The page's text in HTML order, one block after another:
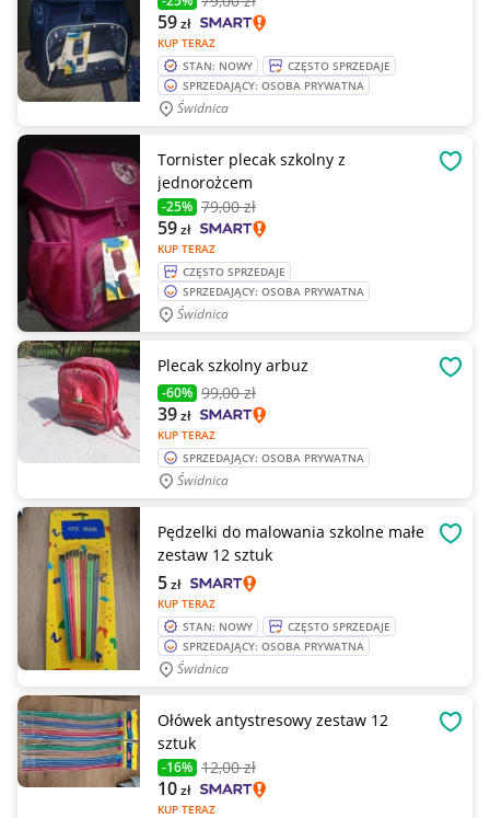
KUP TERAZ
59zł
STAN: NOWY
CZĘSTO SPRZEDAJE
SPRZEDAJĄCY: OSOBA PRYWATNA
Świdnica
Tornister plecak szkolny z
jednorożcem
-25% 79,00 zł
KUP TERAZ
59zł
CZĘSTO SPRZEDAJE
SPRZEDAJĄCY: OSOBA PRYWATNA
Świdnica
Plecak szkolny arbuz
-60% 99,00 zł
KUP TERAZ
39zł
SPRZEDAJĄCY: OSOBA PRYWATNA
Świdnica
Pędzelki do malowania szkolne małe
zestaw 12 sztuk
KUP TERAZ
5zł
STAN: NOWY
CZĘSTO SPRZEDAJE
SPRZEDAJĄCY: OSOBA PRYWATNA
Świdnica
Ołówek antystresowy zestaw 12
sztuk
-16% 12,00 zł
KUP TERAZ
10zł